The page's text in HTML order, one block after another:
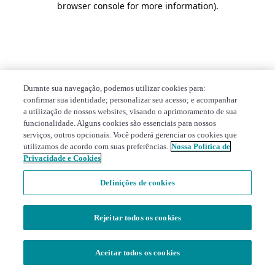
browser console for more information).
Durante sua navegação, podemos utilizar cookies para:
confirmar sua identidade; personalizar seu acesso; e acompanhar
a utilização de nossos websites, visando o aprimoramento de sua
funcionalidade. Alguns cookies são essenciais para nossos
serviços, outros opcionais. Você poderá gerenciar os cookies que
utilizamos de acordo com suas preferências. Nossa Política de
Privacidade e Cookies
Definições de cookies
Rejeitar todos os cookies
Aceitar todos os cookies